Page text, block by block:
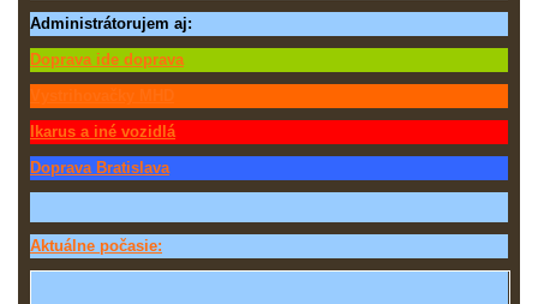
Administrátorujem aj:
Doprava ide doprava
Ikarus a iné vozidlá
Doprava Bratislava
Aktuálne počasie: